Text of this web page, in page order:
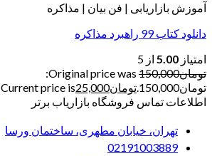
آموزش بازاریابی | فن بیان | مذاکره
دانلود کتاب 99 راهبرد مذاکره
امتیاز 5.00 از 5
تومان150,000
Original price was:
تومان150,000.
تومان25,000Current price is: تومان25,000.
اطلاعات تماس فروشگاه بازاریاب برتر
تهران، خیابان مطهری، ساختمان ورسا
02191003889